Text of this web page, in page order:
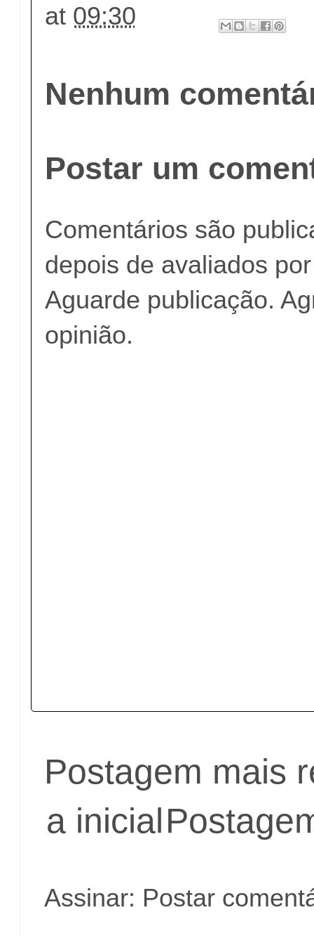
at 09:30
Nenhum
Postar um
Comentários são
depois de avaliados
Aguarde publicação.
opinião.
Postagem mais
a inicial
Assinar: Postar